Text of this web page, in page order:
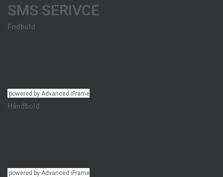
SMS SERIVCE
Fodbold
powered by Advanced iFrame
Håndbold
powered by Advanced iFrame